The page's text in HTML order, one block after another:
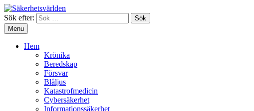
Sök efter:
Menu
Hem
Krönika
Beredskap
Försvar
Blåljus
Katastrofmedicin
Cybersäkerhet
Informationssäkerhet